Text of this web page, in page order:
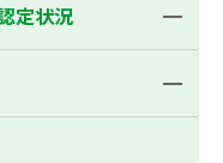
定状況